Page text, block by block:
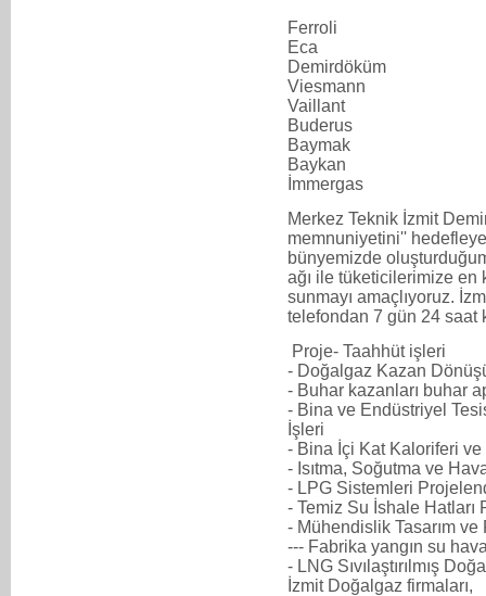
Ferroli
Eca
Demirdöküm
Viesmann
Vaillant
Buderus
Baymak
Baykan
İmmergas
Merkez Teknik İzmit
memnuniyetini''
bünyemizde
ağı ile tüketicilerimize en
sunmayı amaçlıyoruz.
telefondan 7 gün 24 saat
Proje- Taahhüt işleri
- Doğalgaz Kazan
- Buhar kazanları buhar
- Bina ve Endüstriyel
İşleri
- Bina İçi Kat Kaloriferi ve
- Isıtma, Soğutma ve
- LPG Sistemleri
- Temiz Su İshale Hatları
- Mühendislik Tasarım ve
--- Fabrika yangın su
- LNG Sıvılaştırılmış
İzmit Doğalgaz firmaları,